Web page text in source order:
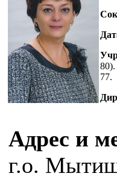
77.
Адрес и
г.о.